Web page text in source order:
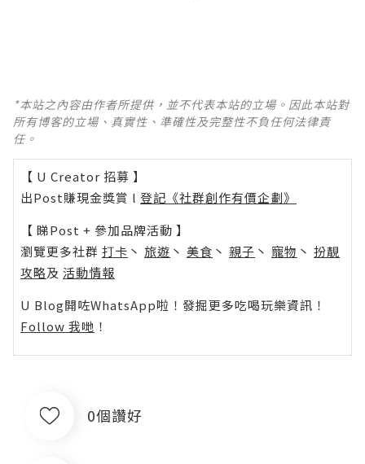
*本站之內容由作者所提供，並不代表本站的立場。因此本站對
所有博客的立場、真實性、準確性及完整性不負任何法律責
任。
【 U Creator 招募 】
出Post賺現金獎賞 l 登記《社群創作有價企劃》
【 睇Post + 參加品牌活動 】
瀏覽更多社群 打卡 丶 旅遊 丶 美食 丶 親子 丶 寵物 丶 扮靚
攻略及 活動情報
U Blog開咗WhatsApp啦！發掘更多吃喝玩樂資訊！
Follow 我哋 ！
0個讚好